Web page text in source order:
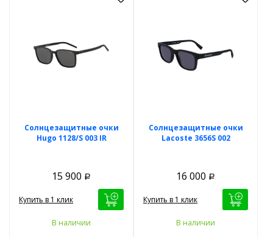
Солнцезащитные очки
Hugo 1128/S 003 IR
15 900 Р
Купить в 1 клик
В наличии
Солнцезащитные очки
Lacoste 3656S 002
16 000 Р
Купить в 1 клик
В наличии